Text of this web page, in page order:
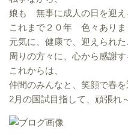
娘も 無事に成人の日を迎え
これまで２０年 色々ありま
元気に、健康で、迎えられた
周りの方々に、心から感謝
これからは、
仲間のみんなと、笑顔で春
2月の国試目指して、頑張れ